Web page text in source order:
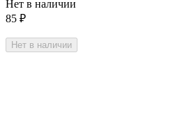
Нет в наличии
85 ₽
Нет в наличии